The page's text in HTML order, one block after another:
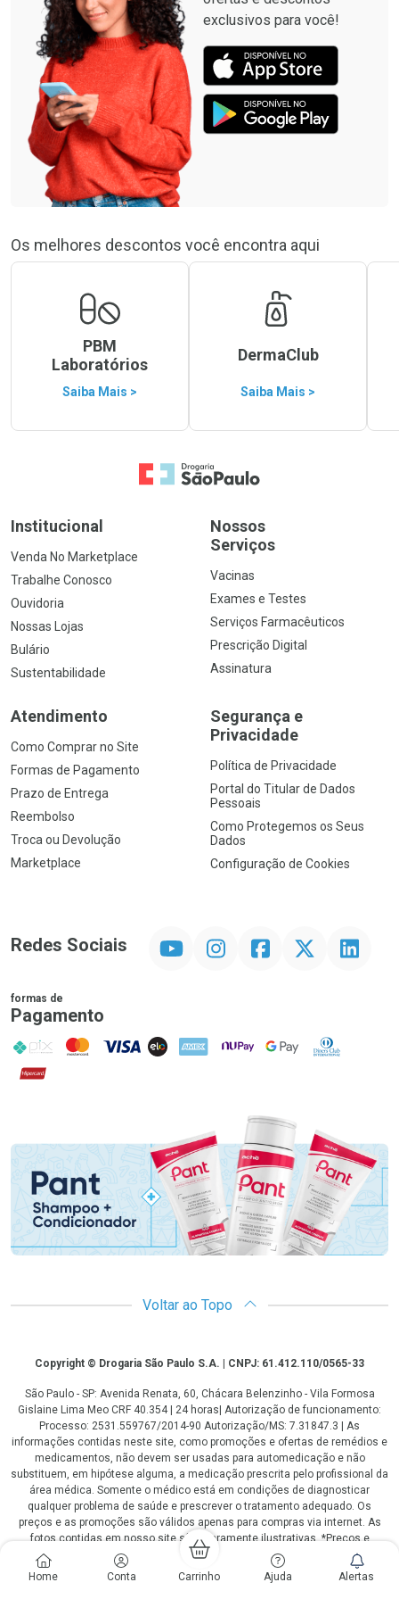
Home Conta Carrinho Ajuda Alertas
exclusivos para você!
Os melhores descontos você encontra aqui
PBM
Laboratórios
Saiba Mais >
DermaClub
Saiba Mais >
Ir para a Home
Institucional
Venda No Marketplace
Trabalhe Conosco
Ouvidoria
Nossas Lojas
Bulário
Sustentabilidade
Nossos
Serviços
Vacinas
Exames e Testes
Serviços Farmacêuticos
Prescrição Digital
Assinatura
Atendimento
Como Comprar no Site
Formas de Pagamento
Prazo de Entrega
Reembolso
Troca ou Devolução
Marketplace
Segurança e
Privacidade
Política de Privacidade
Portal do Titular de Dados
Pessoais
Como Protegemos os Seus
Dados
Configuração de Cookies
Redes Sociais InstagramFacebookTwitter Linkedin
formas de
Pagamento
PIX MasterCard
VISA ELO AMEX NuPay Google PayDiners Club
Hipercard
Voltar ao Topo
CopyrightCopyright © Drogaria São Paulo S.A. | CNPJ: 61.412.110/0565-33
São Paulo - SP: Avenida Renata, 60, Chácara Belenzinho - Vila Formosa
Gislaine Lima Meo CRF 40.354 | 24 horas| Autorização de funcionamento:
Processo: 2531.559767/2014-90 Autorização/MS: 7.31847.3 | As
informações contidas neste site, como promoções e ofertas de remédios e
medicamentos, não devem ser usadas para automedicação e não
substituem, em hipótese alguma, a medicação prescrita pelo profissional da
área médica. Somente o médico está em condições de diagnosticar
qualquer problema de saúde e prescrever o tratamento adequado. Os
preços e as promoções são válidos apenas para compras via internet. As
fotos contidas em nosso site são meramente ilustrativas. *Preços e
disponibilidade sujeitos a alterações no decorrer do dia. Antibióticos e
antimicrobianos vendas apenas em lojas físicas ou televendas. Portaria nº
344 - 01/02/1999 - Ministério da Saúde. Horário de funcionamento Central